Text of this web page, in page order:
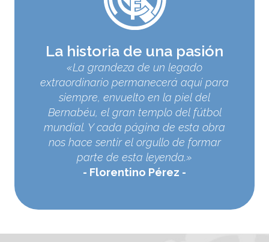
La historia de una pasión
«La grandeza de un legado
extraordinario permanecerá aquí para
siempre, envuelto en la piel del
Bernabéu, el gran templo del fútbol
mundial. Y cada página de esta obra
nos hace sentir el orgullo de formar
parte de esta leyenda.»
Florentino Pérez